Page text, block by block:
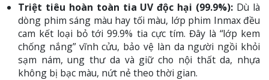
Triệt tiêu hoàn toàn tia UV độc hại (99.9%): Dù là
dòng phim sáng màu hay tối màu, lớp phim Inmax đều
cam kết loại bỏ tới 99.9% tia cực tím. Đây là “lớp kem
chống nắng” vĩnh cửu, bảo vệ làn da người ngồi khỏi
sạm nám, ung thư da và giữ cho nội thất da, nhựa
không bị bạc màu, nứt nẻ theo thời gian.